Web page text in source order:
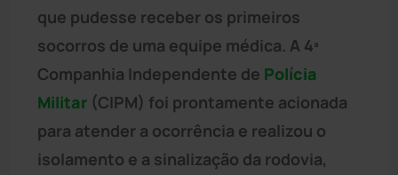
que pudesse receber os primeiros
socorros de uma equipe médica. A 4ª
Companhia Independente de Polícia
Militar (CIPM) foi prontamente acionada
para atender a ocorrência e realizou o
isolamento e a sinalização da rodovia,